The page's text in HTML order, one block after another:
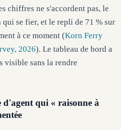
chiffres ne s'accordent pas, le
se fier, et le repli de 71 % sur
à ce moment (Korn Ferry
2026). Le tableau de bord a
visible sans la rendre
qui « raisonne à